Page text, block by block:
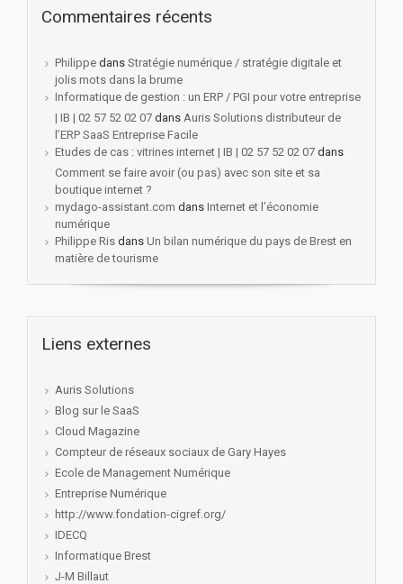
Commentaires récents
Philippe dans Stratégie numérique / stratégie digitale et
jolis mots dans la brume
Informatique de gestion : un ERP / PGI pour votre entreprise
| IB | 02 57 52 02 07 dans Auris Solutions distributeur de
l’ERP SaaS Entreprise Facile
Etudes de cas : vitrines internet | IB | 02 57 52 02 07 dans
Comment se faire avoir (ou pas) avec son site et sa
boutique internet ?
mydago-assistant.com dans Internet et l’économie
numérique
Philippe Ris dans Un bilan numérique du pays de Brest en
matière de tourisme
Liens externes
Auris Solutions
Blog sur le SaaS
Cloud Magazine
Compteur de réseaux sociaux de Gary Hayes
Ecole de Management Numérique
Entreprise Numérique
http://www.fondation-cigref.org/
IDECQ
Informatique Brest
J-M Billaut